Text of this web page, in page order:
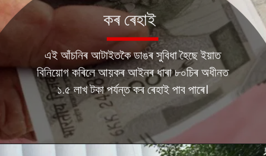
এই আঁচনিৰ আটাইতকৈ ডাঙৰ সুবিধা হৈছে ইয়াত
বিনিয়োগ কৰিলে আয়কৰ আইনৰ ধাৰা ৮০চিৰ অধীনত
১.৫ লাখ টকা পৰ্যন্ত কৰ ৰেহাই পাব পাৰে।
কৰ ৰেহাই